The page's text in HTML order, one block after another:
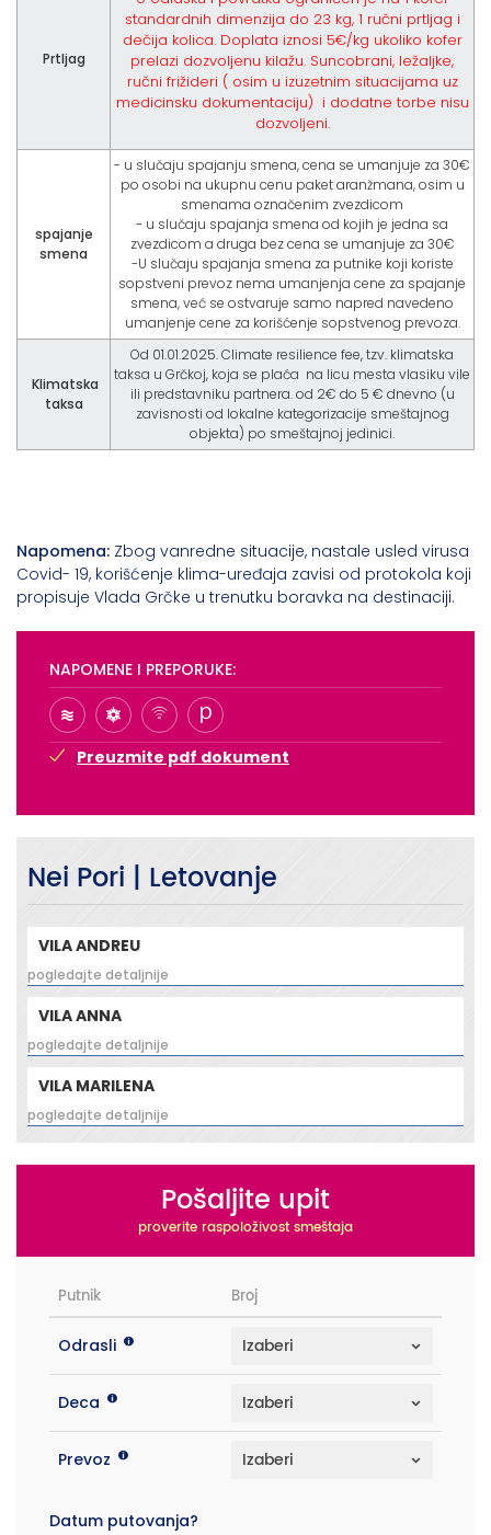
Prtljag
standardnih dimenzija do 23 kg, 1 ručni prtljag i
dečija kolica. Doplata iznosi 5€/kg ukoliko kofer
prelazi dozvoljenu kilažu. Suncobrani, ležaljke,
ručni frižideri ( osim u izuzetnim situacijama uz
medicinsku dokumentaciju) i dodatne torbe nisu
dozvoljeni.
spajanje
smena
- u slučaju spajanju smena, cena se umanjuje za 30€
po osobi na ukupnu cenu paket aranžmana, osim u
smenama označenim zvezdicom
- u slučaju spajanja smena od kojih je jedna sa
zvezdicom a druga bez cena se umanjuje za 30€
-U slučaju spajanja smena za putnike koji koriste
sopstveni prevoz nema umanjenja cene za spajanje
smena, već se ostvaruje samo napred navedeno
umanjenje cene za korišćenje sopstvenog prevoza.
Klimatska
taksa
Od 01.01.2025. Climate resilience fee, tzv. klimatska
taksa u Grčkoj, koja se plaća na licu mesta vlasiku vile
ili predstavniku partnera. od 2€ do 5 € dnevno (u
zavisnosti od lokalne kategorizacije smeštajnog
objekta) po smeštajnoj jedinici.
Napomena: Zbog vanredne situacije, nastale usled virusa
Covid- 19, korišćenje klima-uređaja zavisi od protokola koji
propisuje Vlada Grčke u trenutku boravka na destinaciji.
NAPOMENE I PREPORUKE:
Preuzmite pdf dokument
Nei Pori | Letovanje
VILA ANDREU
pogledajte detaljnije
VILA ANNA
pogledajte detaljnije
VILA MARILENA
pogledajte detaljnije
Pošaljite upit
proverite raspoloživost smeštaja
Putnik Broj
Odrasli
Deca
Prevoz
Datum putovanja?